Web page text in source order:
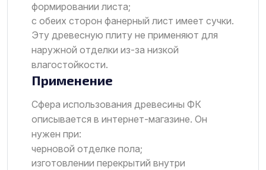
формировании листа;
с обеих сторон фанерный лист имеет сучки.
Эту древесную плиту не применяют для
наружной отделки из-за низкой
влагостойкости.
Применение
Сфера использования древесины ФК
описывается в интернет-магазине. Он
нужен при:
черновой отделке пола;
изготовлении перекрытий внутри